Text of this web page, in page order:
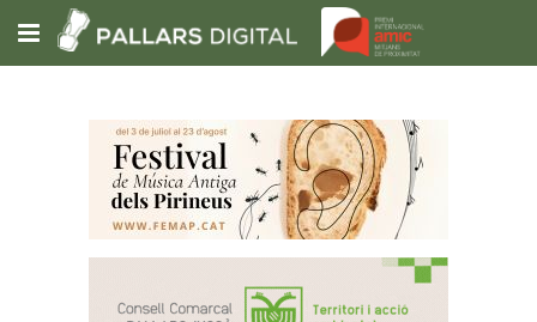
Subscriu-t'hi
Portada